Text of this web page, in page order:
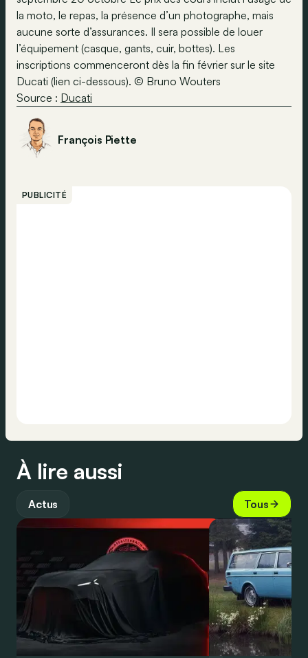
la moto, le repas, la présence d’un photographe, mais
aucune sorte d’assurances. Il sera possible de louer
l’équipement (casque, gants, cuir, bottes). Les
inscriptions commenceront dès la fin février sur le site
Ducati (lien ci-dessous). © Bruno Wouters
Source : Ducati
François Piette
PUBLICITÉ
À lire aussi
Actus Tous